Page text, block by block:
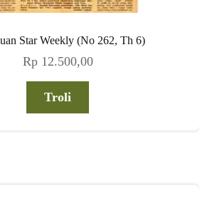
Star Weekly (No 262, Th 6)
Rp12.500,00
Troli